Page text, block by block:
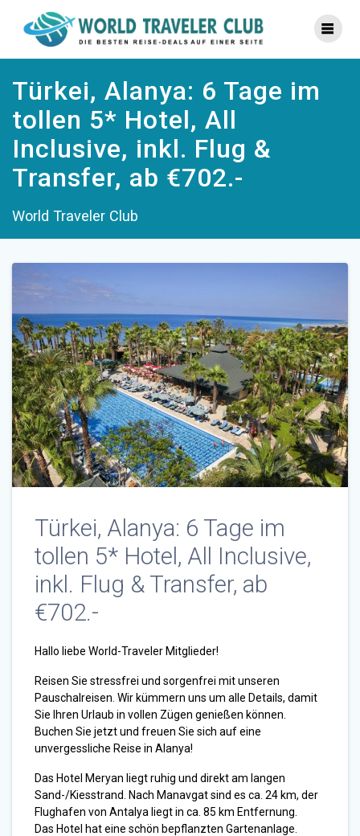
Inhalt
springen
Türkei, Alanya: 6 Tage im
tollen 5* Hotel, All
Inclusive, inkl. Flug &
Transfer, ab €702.-
World Traveler Club
Türkei, Alanya: 6 Tage im
tollen 5* Hotel, All Inclusive,
inkl. Flug & Transfer, ab
€702.-
Hallo liebe World-Traveler Mitglieder!
Reisen Sie stressfrei und sorgenfrei mit unseren
Pauschalreisen. Wir kümmern uns um alle Details, damit
Sie Ihren Urlaub in vollen Zügen genießen können.
Buchen Sie jetzt und freuen Sie sich auf eine
unvergessliche Reise in Alanya!
Das Hotel Meryan liegt ruhig und direkt am langen
Sand-/Kiesstrand. Nach Manavgat sind es ca. 24 km, der
Flughafen von Antalya liegt in ca. 85 km Entfernung.
Das Hotel hat eine schön bepflanzten Gartenanlage.